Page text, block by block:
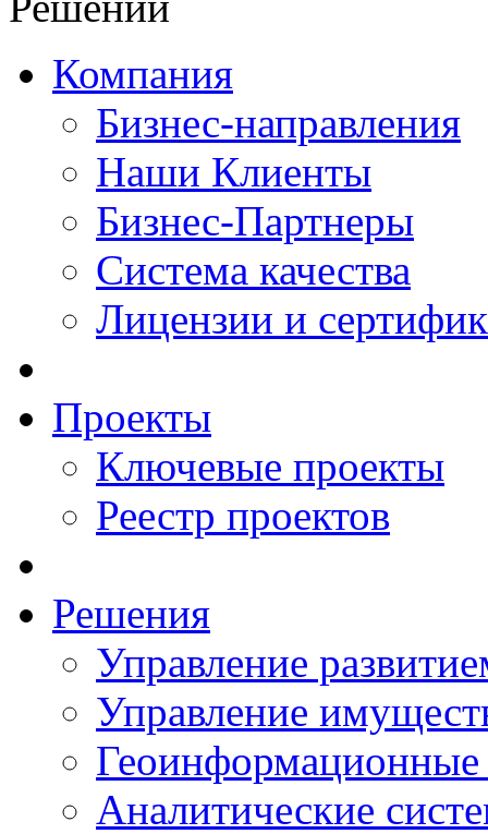
Компания
Бизнес-направления
Наши Клиенты
Бизнес-Партнеры
Система качества
Лицензии и
Проекты
Ключевые проекты
Реестр проектов
Решения
Управление
Управление
Аналитические